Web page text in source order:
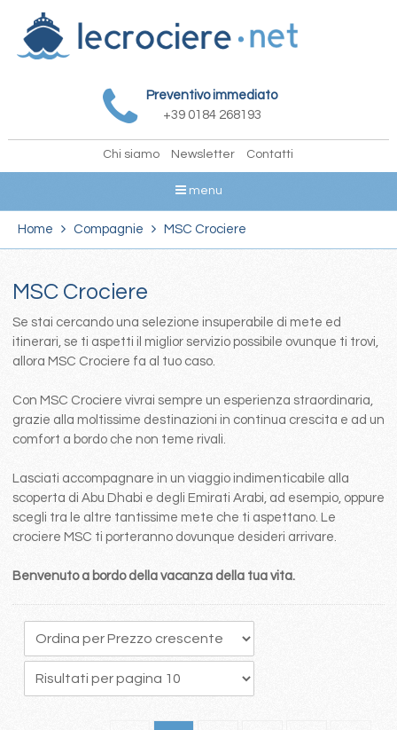
Preventivo immediato
+39 0184 268193
Chi siamo Newsletter Contatti
menu
Home Compagnie MSC Crociere
MSC Crociere
Se stai cercando una selezione insuperabile di mete ed
itinerari, se ti aspetti il miglior servizio possibile ovunque ti trovi,
allora MSC Crociere fa al tuo caso.
Con MSC Crociere vivrai sempre un esperienza straordinaria,
grazie alla moltissime destinazioni in continua crescita e ad un
comfort a bordo che non teme rivali.
Lasciati accompagnare in un viaggio indimenticabile alla
scoperta di Abu Dhabi e degli Emirati Arabi, ad esempio, oppure
scegli tra le altre tantissime mete che ti aspettano. Le
crociere MSC ti porteranno dovunque desideri arrivare.
Benvenuto a bordo della vacanza della tua vita.